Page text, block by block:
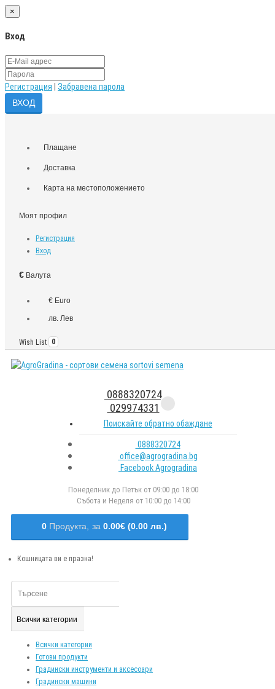
×
Вход
Регистрация Забравена парола
Плащане
Доставка
Карта на местоположението
Моят профил
Регистрация
Вход
€ Валута
€ Euro
лв. Лев
Wish List 0
0888320724
029974331
Поискайте обратно обаждане
0888320724
office@agrogradina.bg
Facebook Agrogradina
Понеделник до Петък от 09:00 до 18:00
Събота и Неделя от 10:00 до 14:00
0 Продукта, за 0.00€ (0.00 лв.)
Кошницата ви е празна!
Всички категории
Всички категории
Готови продукти
Градински инструменти и аксесоари
Градински машини